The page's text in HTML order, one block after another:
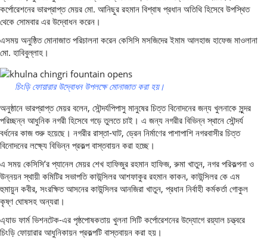
কর্পোরেশনের ভারপ্রাপ্ত মেয়র মো. আনিছুর রহমান বিশ্বাষ প্রধান অতিথি হিসেবে উপস্থিত
থেকে সোমবার এর উদ্বোধন করেন।
এসময় অনুষ্ঠিত মোনাজাত পরিচালনা করেন কেসিসি মসজিদের ইমাম আলহাজ হাফেজ মাওলানা
মো. হাবিবুল্লাহ।
চিংড়ি ফোয়ারার উদ্বোধন উপলক্ষে মোনাজাত করা হয়।
অনুষ্ঠানে ভারপ্রাপ্ত মেয়র বলেন, সৌন্দর্যপিপাসু মানুষের চিত্ত বিনোদনের জন্য খুলনাকে সুন্দর
পরিচ্ছন্ন আধুনিক নগরী হিসেবে গড়ে তুলতে চাই। এ জন্য নগরীর বিভিন্ন স্থানে সৌন্দর্য
বর্ধনের কাজ শুরু হয়েছে। নগরীর রাস্তা-ঘাট, ড্রেন নির্মাণের পাশাপাশি নগরবাসীর চিত্ত
বিনোদনের লক্ষ্যে বিভিন্ন প্রকল্প বাস্তবায়ন করা হচ্ছে।
এ সময় কেসিসি’র প্যানেল মেয়র শেখ হাফিজুর রহমান হাফিজ, রুমা খাতুন, নগর পরিকল্পনা ও
উন্নয়ন স্থায়ী কমিটির সভাপতি কাউন্সিলর আশফাকুর রহমান কাকন, কাউন্সিলর কে এম
হুমায়ুন কবীর, সংরক্ষিত আসনের কাউন্সিলর আনজিরা খাতুন, প্রধান নির্বাহী কর্মকর্তা গোকুল
কৃষ্ণ ঘোষসহ অন্যরা।
এ্যাড ফার্ম ভিশনটেক-এর পৃষ্ঠপোষকতায় খুলনা সিটি কর্পোরেশনের উদ্যোগে র‌য়্যাল চত্ত্বরে
চিংড়ি ফোয়ারার আধুনিকায়ন প্রকল্পটি বাস্তবায়ন করা হয়।